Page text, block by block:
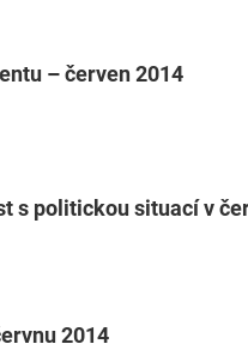
– červen 2014
s politickou situací v
2014